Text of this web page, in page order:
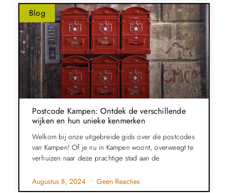
Blog
Postcode Kampen: Ontdek de verschillende
wijken en hun unieke kenmerken
Welkom bij onze uitgebreide gids over de postcodes
van Kampen! Of je nu in Kampen woont, overweegt te
verhuizen naar deze prachtige stad aan de
Augustus 8, 2024 Geen Reacties